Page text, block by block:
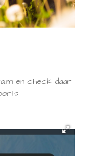
en check daar